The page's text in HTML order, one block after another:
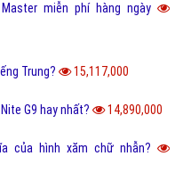
miễn phí hàng ngày
Trung? 15,117,000
G9 hay nhất? 14,890,000
của hình xăm chữ nhẫn?